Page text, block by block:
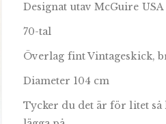
Designat utav McGuire USA
70-tal
Överlag fint Vintageskick,
Diameter 104 cm
Tycker du det är för litet så